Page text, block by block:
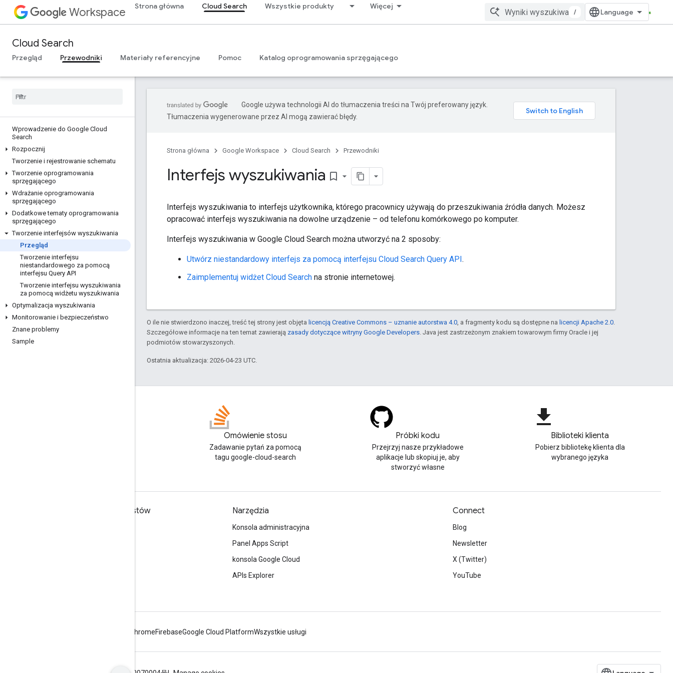
Workspace Strona główna Cloud Search Wszystkie produkty Więcej
/
Cloud Search
Przegląd Przewodniki Materiały referencyjne Pomoc Katalog oprogramowania sprzęgającego
Wprowadzenie do Google Cloud
Search
Rozpocznij
Tworzenie i rejestrowanie schematu
Tworzenie oprogramowania
sprzęgającego
Wdrażanie oprogramowania
sprzęgającego
Dodatkowe tematy oprogramowania
sprzęgającego
Tworzenie interfejsów wyszukiwania
Przegląd
Tworzenie interfejsu
niestandardowego za pomocą
interfejsu Query API
Tworzenie interfejsu wyszukiwania
za pomocą widżetu wyszukiwania
Optymalizacja wyszukiwania
Monitorowanie i bezpieczeństwo
Znane problemy
Sample
Google używa technologii AI do tłumaczenia treści na Twój preferowany język.
Tłumaczenia wygenerowane przez AI mogą zawierać błędy.
Strona główna Google Workspace Cloud Search Przewodniki
Interfejs wyszukiwania bookmark_border
Interfejs wyszukiwania to interfejs użytkownika, którego pracownicy używają do przeszukiwania źródła danych. Możesz
opracować interfejs wyszukiwania na dowolne urządzenie – od telefonu komórkowego po komputer.
Interfejs wyszukiwania w Google Cloud Search można utworzyć na 2 sposoby:
Utwórz niestandardowy interfejs za pomocą interfejsu Cloud Search Query API.
Zaimplementuj widżet Cloud Search na stronie internetowej.
O ile nie stwierdzono inaczej, treść tej strony jest objęta licencją Creative Commons – uznanie autorstwa 4.0 , a fragmenty kodu są dostępne na licencji Apache 2.0
Szczegółowe informacje na ten temat zawierają zasady dotyczące witryny Google Developers . Java jest zastrzeżonym znakiem towarowym firmy Oracle i jej
podmiotów stowarzyszonych.
Ostatnia aktualizacja: 2026-04-23 UTC.
Omówienie stosu
Zadawanie pytań za pomocą
tagu google-cloud-search
Próbki kodu
Przejrzyj nasze przykładowe
aplikacje lub skopiuj je, aby
stworzyć własne
file_download
Biblioteki klienta
Pobierz bibliotekę klienta dla
wybranego języka
Google Workspace dla programistów Narzędzia
Konsola administracyjna
Panel Apps Script
konsola Google Cloud
APIs Explorer
Connect
Blog
Newsletter
X (Twitter)
YouTube
ChromeFirebaseGoogle Cloud PlatformWszystkie usługi